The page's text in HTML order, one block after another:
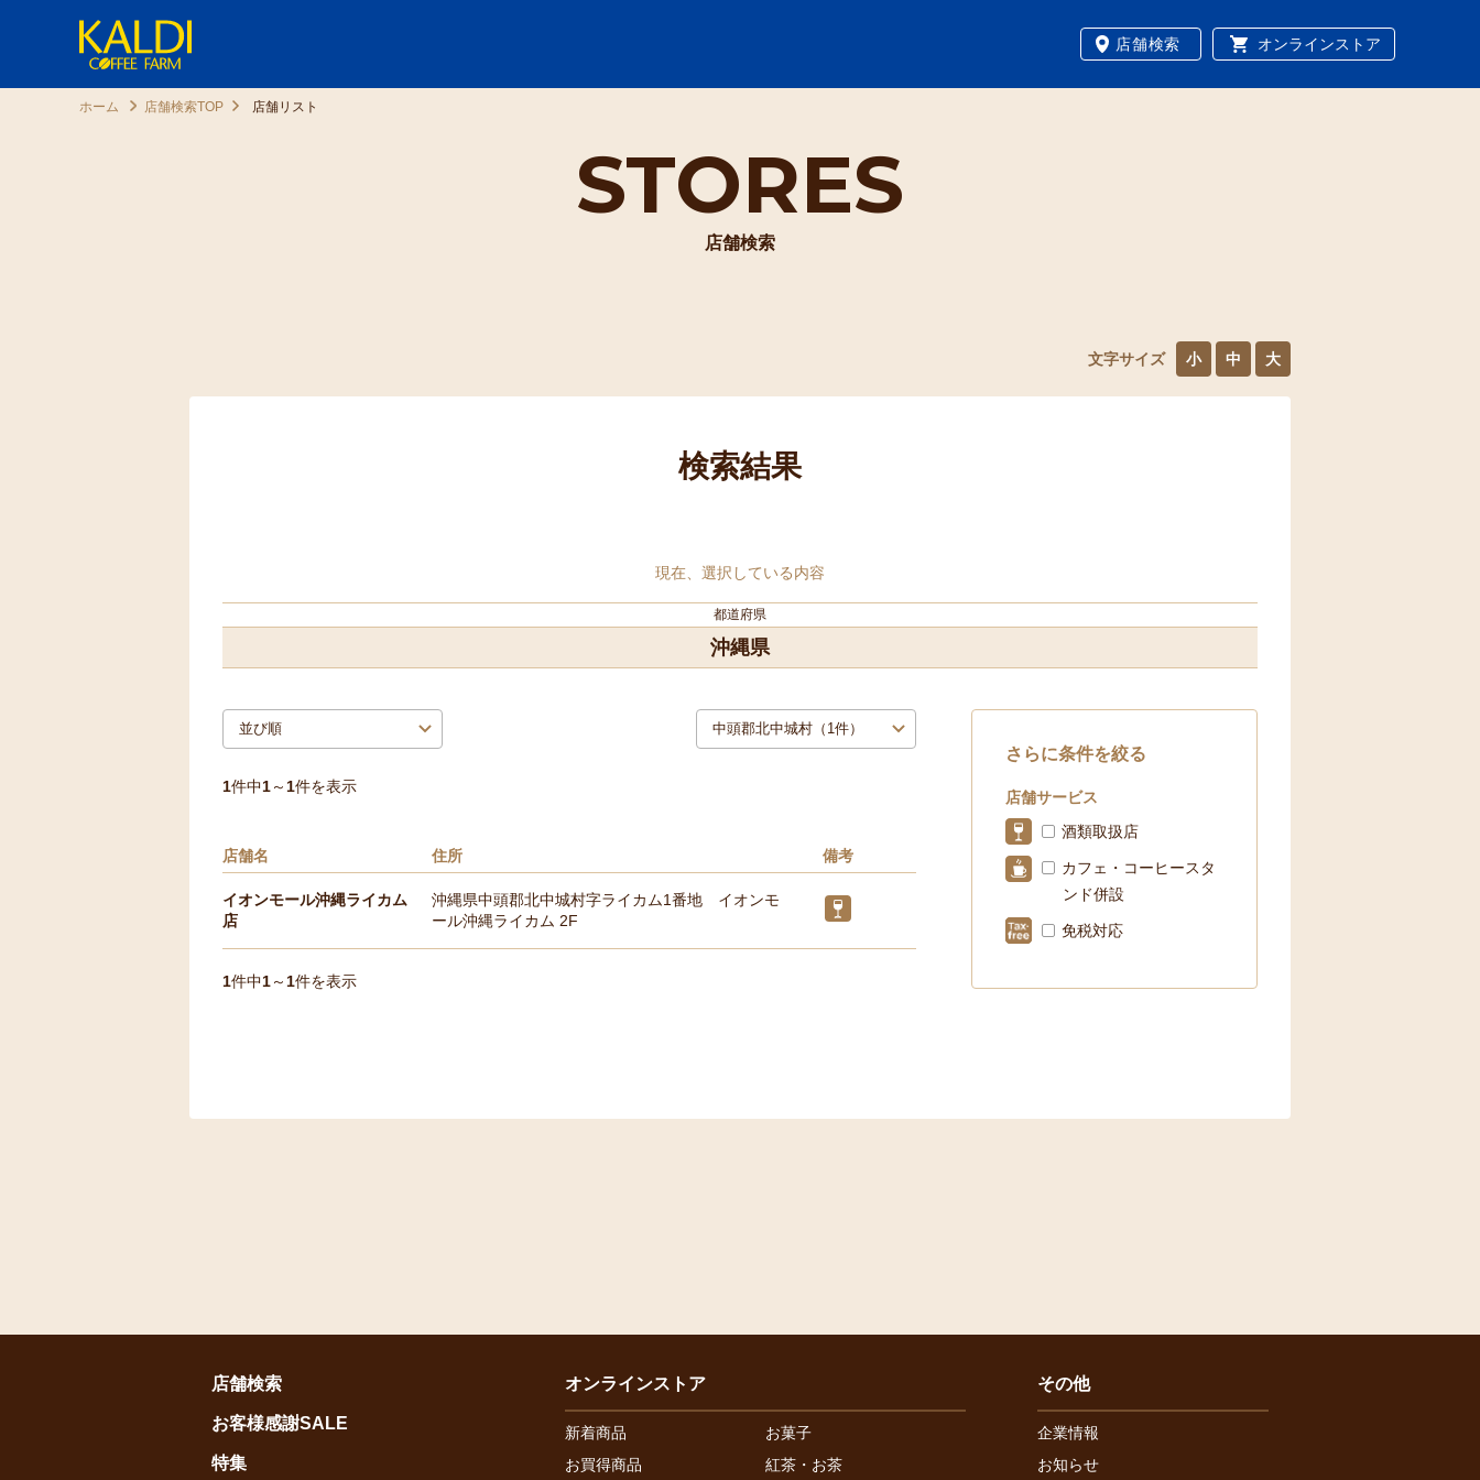
店舗検索 オンラインストア
STORES
店舗検索
ホーム 店舗検索TOP 店舗リスト
文字サイズ 小 中 大
検索結果
現在、選択している内容
都道府県
沖縄県
1件中1～ 1件を表示
店舗名 住所 備考
イオンモール沖縄ライカム
店
沖縄県中頭郡北中城村字ライカム1番地 イオンモ
ール沖縄ライカム 2F
1件中1～ 1件を表示
さらに条件を絞る
店舗サービス
酒類取扱店
カフェ・コーヒースタ
ンド併設
免税対応
店舗検索
お客様感謝SALE
特集
オンラインストア
新着商品
お菓子
お買得商品
紅茶・お茶
その他
企業情報
お知らせ